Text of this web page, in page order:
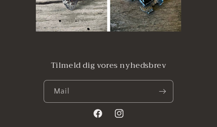
Tilmeld dig vores nyhedsbrev
Mail
FacebookInstagram